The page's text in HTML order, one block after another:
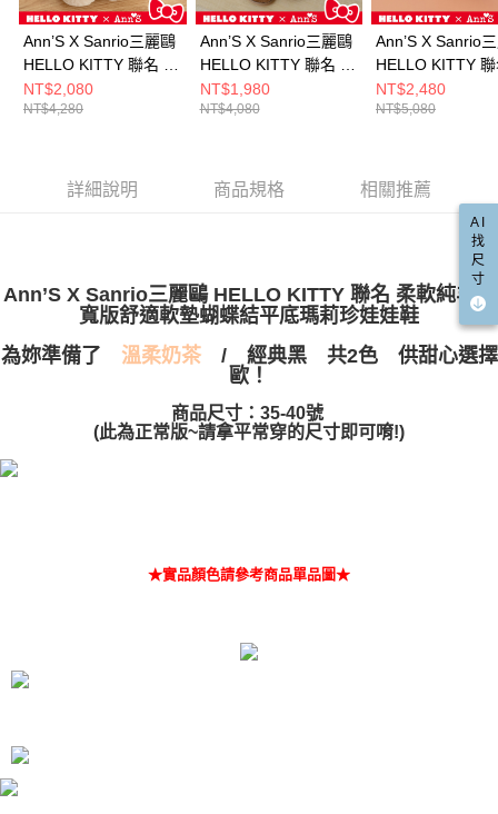
請求用戶進行身份認證。
５．嚴禁一人註冊多個帳號或使用他人資訊註冊。若發現惡意使用之情形，
恩沛科技股份有限公司將有權停止該用戶之使用額度並採取法律行動。
國家/地區配送(限中國大陸地區) 查看運費
Ann’S X Sanrio三麗鷗
HELLO KITTY 聯名 柔
軟純羊毛 寬版舒適軟
墊蝴蝶結平底瑪莉珍娃
NT$2,080
NT$4,280
Ann’S X Sanrio三麗鷗
HELLO KITTY 聯名 加
寬版軟綿二舅拖 抽鬚
大蝴蝶結2cm-米白 (版
NT$1,980
NT$4,080
Ann’S X Sanrio
HELLO KITTY
浸的柔軟真皮 後
蝶結珍珠瑪莉珍
NT$2,480
NT$5,080
詳細說明 商品規格 相關推薦
Ann’S X Sanrio三麗鷗 HELLO KITTY 聯名 柔軟純羊毛
寬版舒適軟墊蝴蝶結平底瑪莉珍娃娃鞋
為妳準備了 溫柔奶茶/ 經典黑
共2色 供甜心選擇
歐！
商品尺寸：35-40號
(此為正常版~請拿平常穿的尺寸即可唷!)
★實品顏色請參考商品單品圖★
AI
找
尺
寸